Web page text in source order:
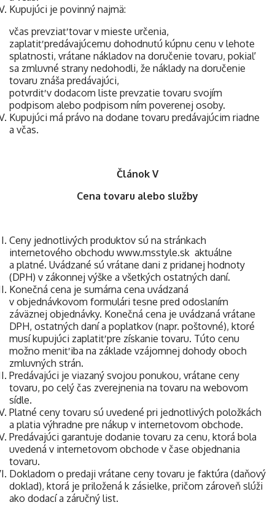
Kupujúci je povinný najmä:
včas prevziať tovar v mieste určenia,
zaplatiť predávajúcemu dohodnutú kúpnu cenu v lehote
splatnosti, vrátane nákladov na doručenie tovaru, pokiaľ
sa zmluvné strany nedohodli, že náklady na doručenie
tovaru znáša predávajúci,
potvrdiť v dodacom liste prevzatie tovaru svojím
podpisom alebo podpisom ním poverenej osoby.
Kupujúci má právo na dodane tovaru predávajúcim riadne
a včas.
Článok V
Cena tovaru alebo služby
Ceny jednotlivých produktov sú na stránkach
internetového obchodu www.msstyle.sk aktuálne
a platné. Uvádzané sú vrátane dani z pridanej hodnoty
(DPH) v zákonnej výške a všetkých ostatných daní.
Konečná cena je sumárna cena uvádzaná
v objednávkovom formulári tesne pred odoslaním
záväznej objednávky. Konečná cena je uvádzaná vrátane
DPH, ostatných daní a poplatkov (napr. poštovné), ktoré
musí kupujúci zaplatiť pre získanie tovaru. Túto cenu
možno meniť iba na základe vzájomnej dohody oboch
zmluvných strán.
Predávajúci je viazaný svojou ponukou, vrátane ceny
tovaru, po celý čas zverejnenia na tovaru na webovom
sídle.
Platné ceny tovaru sú uvedené pri jednotlivých položkách
a platia výhradne pre nákup v internetovom obchode.
Predávajúci garantuje dodanie tovaru za cenu, ktorá bola
uvedená v internetovom obchode v čase objednania
tovaru.
Dokladom o predaji vrátane ceny tovaru je faktúra (daňový
doklad), ktorá je priložená k zásielke, pričom zároveň slúži
ako dodací a záručný list.